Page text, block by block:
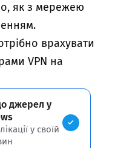
як з мережею
врахувати
VPN на
джерел у
у своїй